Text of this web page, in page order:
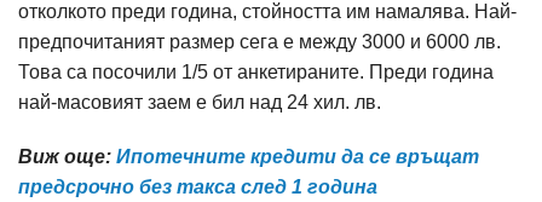
отколкото преди година, стойността им намалява. Нaй-
пpeдпoчитaният paзмep сега е между 3000 и 6000 лв.
Това са посочили 1/5 от анкетираните. Преди година
най-масовият заем е бил над 24 хил. лв.
Виж още: Ипотечните кредити да се връщат
предсрочно без такса след 1 година